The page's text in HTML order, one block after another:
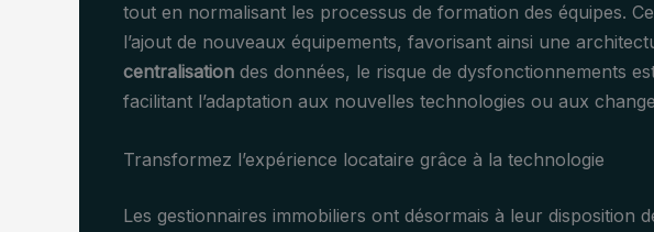
tout en normalisant les processus de formation des équipes.
l’ajout de nouveaux équipements, favorisant ainsi une
centralisation des données, le risque de dysfonctionnements
facilitant l’adaptation aux nouvelles technologies ou aux
Transformez l’expérience locataire grâce à la technologie
Les gestionnaires immobiliers ont désormais à leur disposition